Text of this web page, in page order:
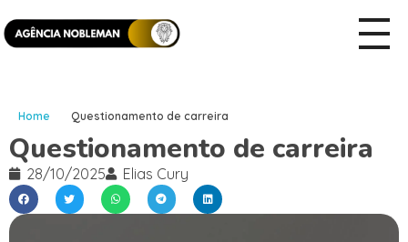
Home Questionamento de carreira
Questionamento de carreira
28/10/2025 Elias Cury